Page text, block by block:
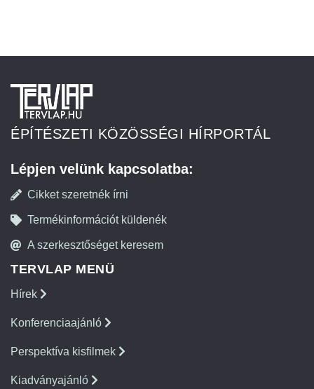
ÉPÍTÉSZETI KÖZÖSSÉGI HÍRPORTÁL
Lépjen velünk kapcsolatba:
Cikket szeretnék írni
Termékinformációt küldenék
A szerkesztőséget keresem
TERVLAP MENÜ
Hírek
Konferenciaajánló
Perspektíva kisfilmek
Kiadványajánló